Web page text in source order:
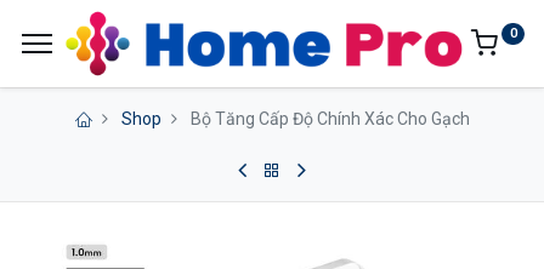
0
Shop Bộ Tăng Cấp Độ Chính Xác Cho Gạch